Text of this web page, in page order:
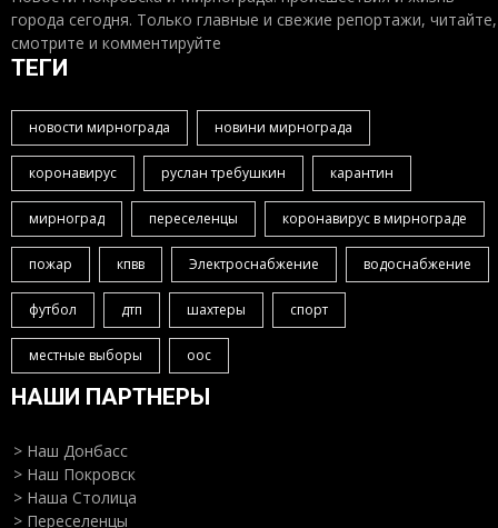
города сегодня. Только главные и свежие репортажи, читайте,
смотрите и комментируйте
ТЕГИ
новости мирнограда новини мирнограда
коронавирус руслан требушкин карантин
мирноград переселенцы коронавирус в мирнограде
пожар кпвв Электроснабжение водоснабжение
футбол дтп шахтеры спорт
местные выборы оос
НАШИ ПАРТНЕРЫ
> Наш Донбасс
> Наш Покровск
> Наша Столица
> Переселенцы